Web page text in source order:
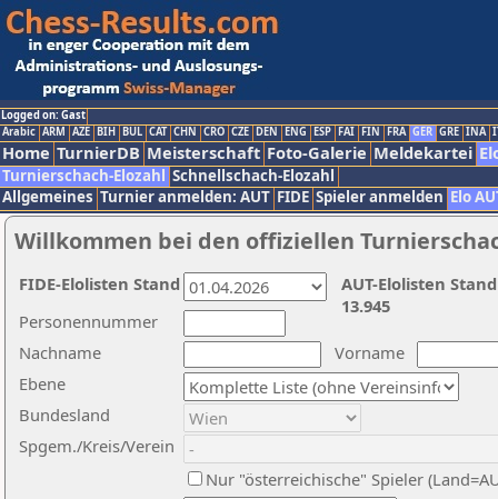
Logged on: Gast
Arabic ARM AZE BIH BUL CAT CHN CRO CZE DEN ENG ESP FAI FIN FRA GER GRE INA
Home TurnierDB Meisterschaft Foto-Galerie Meldekartei
Turnierschach-Elozahl Schnellschach-Elozahl
Allgemeines Turnier anmelden: AUT FIDE Spieler anmelden Elo
Willkommen bei den offiziellen
Nachname
Vorname
Ebene
Personennummer
Bundesland
Spgem./Kreis/Verein
Nur "österreichische" Spieler
AUT-Elolisten
13.945
FIDE-Elolisten Stand